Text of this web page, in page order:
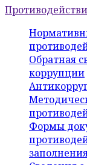
Обратная
коррупции
Формы